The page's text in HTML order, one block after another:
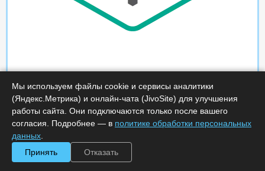
Мы используем файлы cookie и сервисы аналитики
(Яндекс.Метрика) и онлайн-чата (JivoSite) для улучшения
работы сайта. Они подключаются только после вашего
согласия. Подробнее — в политике обработки персональных
данных
Принять
Отказать